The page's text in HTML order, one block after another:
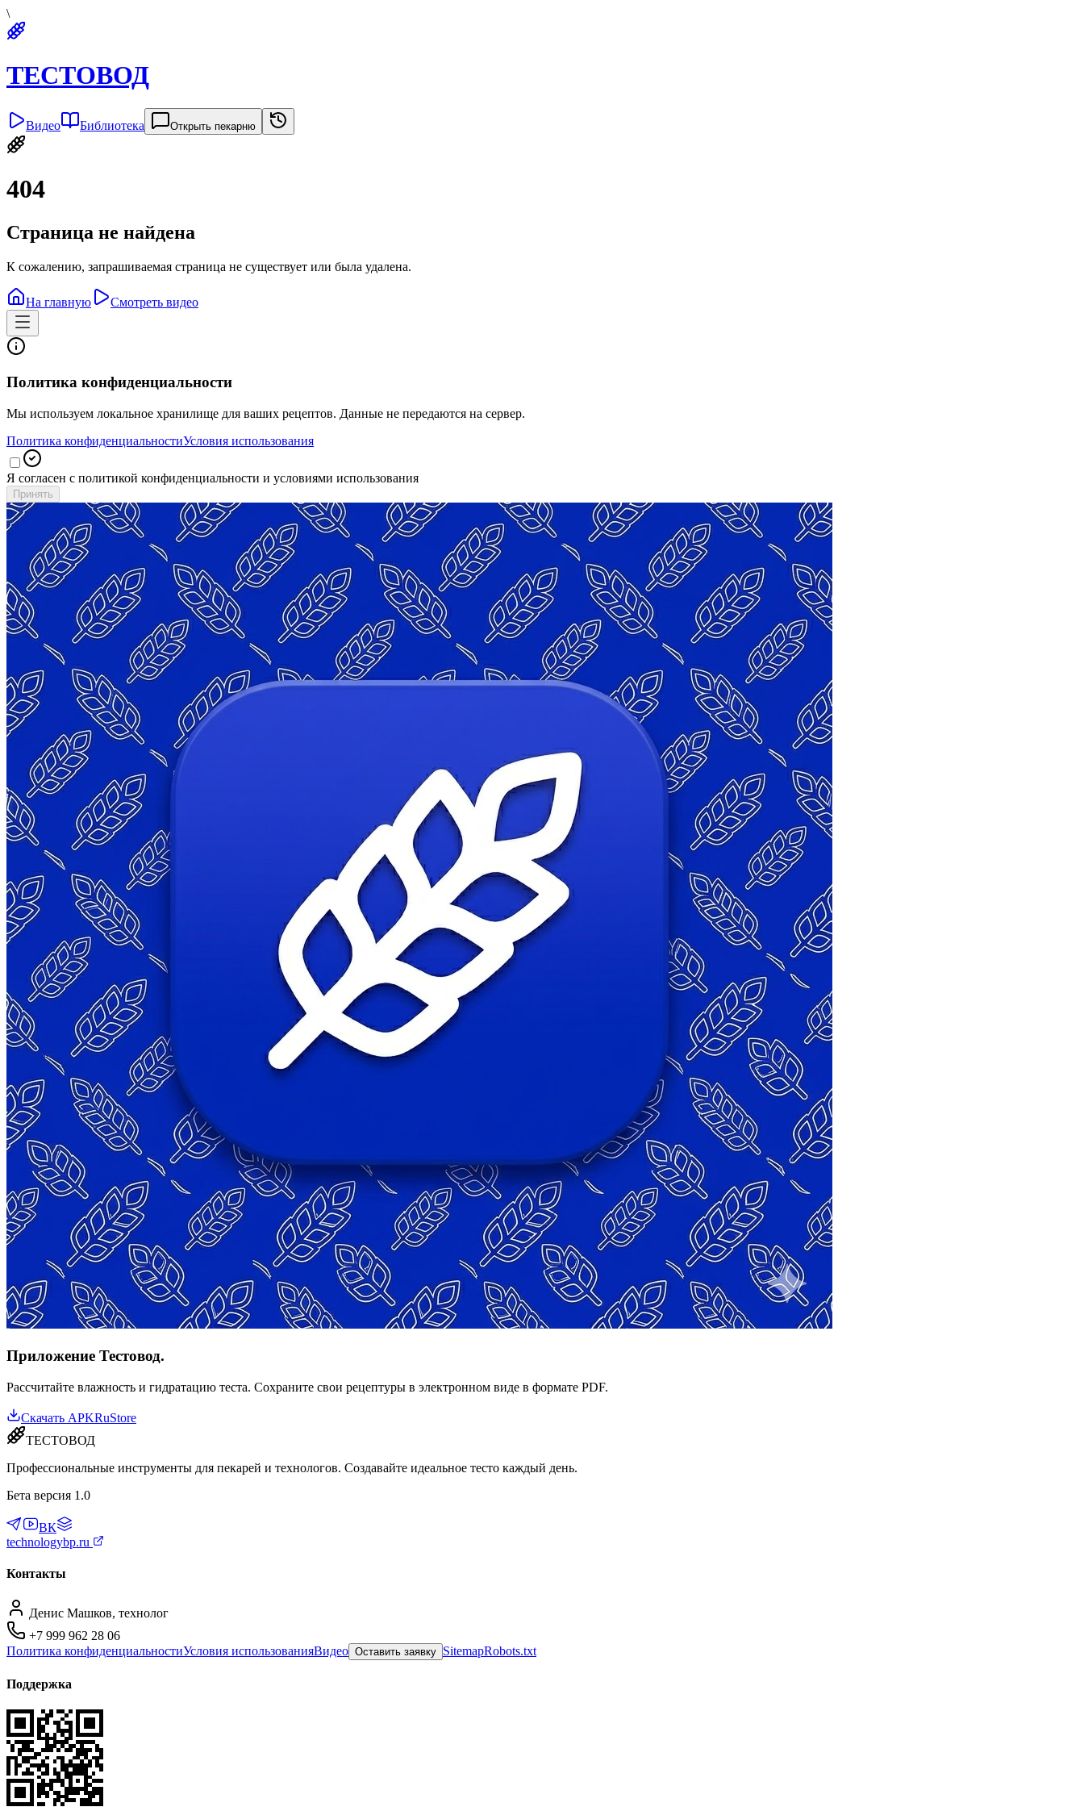
\
ТЕСТОВОД
Видео Библиотека Открыть пекарню
404
Страница не найдена
К сожалению, запрашиваемая страница не существует или была удалена.
На главную Смотреть видео
Политика конфиденциальности
Мы используем локальное хранилище для ваших рецептов. Данные не передаются на сервер.
Политика конфиденциальностиУсловия использования
Я согласен с политикой конфиденциальности и условиями использования
Принять
Приложение Тестовод.
Рассчитайте влажность и гидратацию теста. Сохраните свои рецептуры в электронном виде в формате PDF.
Скачать APKRuStore
ТЕСТОВОД
Профессиональные инструменты для пекарей и технологов. Создавайте идеальное тесто каждый день.
Бета версия 1.0
ВК
technologybp.ru
Контакты
+7 999 962 28 06
Политика конфиденциальности
Поддержка
Связаться с технологом